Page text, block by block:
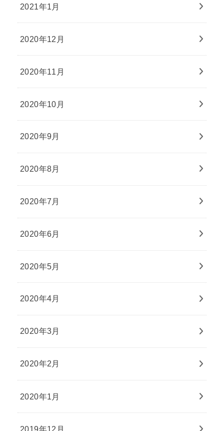
2021年1月
2020年12月
2020年11月
2020年10月
2020年9月
2020年8月
2020年7月
2020年6月
2020年5月
2020年4月
2020年3月
2020年2月
2020年1月
2019年12月